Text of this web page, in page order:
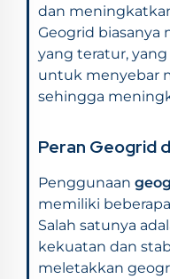
dan
Geogrid biasanya
yang teratur,
untuk menyebar
sehingga
Peran Geogrid
Penggunaan
memiliki
Salah satunya
kekuatan dan
meletakkan